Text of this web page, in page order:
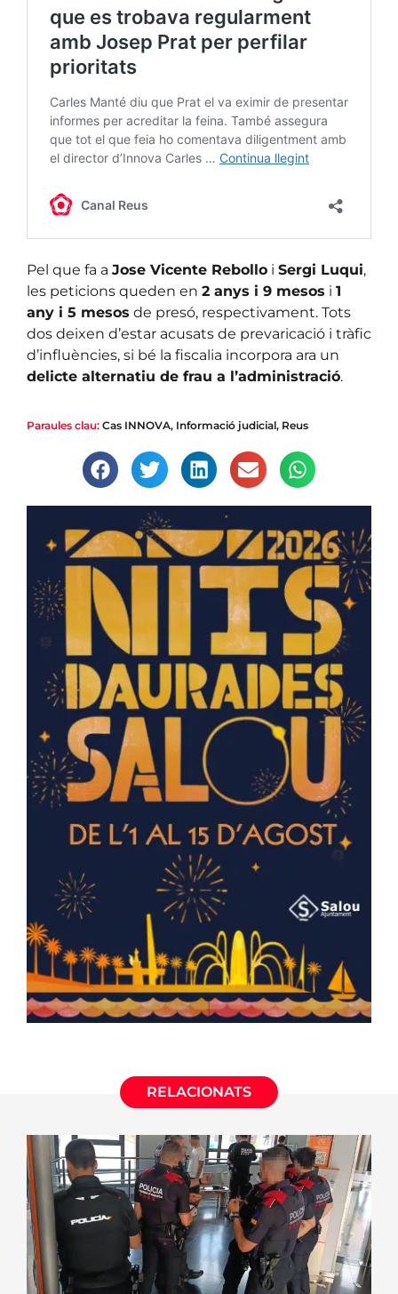
Pel que fa a Jose Vicente Rebollo i Sergi Luqui,
les peticions queden en 2 anys i 9 mesos i 1
any i 5 mesos de presó, respectivament. Tots
dos deixen d’estar acusats de prevaricació i tràfic
d’influències, si bé la fiscalia incorpora ara un
delicte alternatiu de frau a l’administració.
Paraules clau: Cas INNOVA, Informació judicial, Reus
RELACIONATS